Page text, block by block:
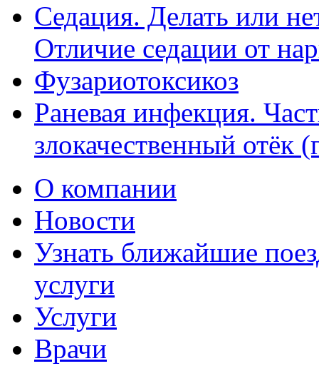
Седация. Делать или
Отличие седации от
Фузариотоксикоз
Раневая инфекция.
злокачественный отёк
О компании
Новости
Узнать ближайшие
услуги
Услуги
Врачи